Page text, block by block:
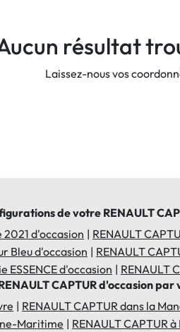
résultat
Laissez-nous vos
de votre RENAULT
2021 d'occasion
RENAULT
Bleu d'occasion
RENAULT
ESSENCE d'occasion
RENAULT
CAPTUR d'occasion
RENAULT CAPTUR dans la
Maritime
RENAULT CAPTUR